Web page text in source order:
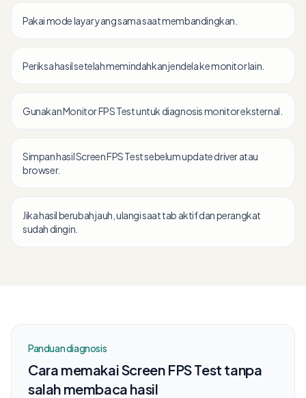
Pakai mode layar yang sama saat membandingkan.
Periksa hasil setelah memindahkan jendela ke monitor lain.
Gunakan Monitor FPS Test untuk diagnosis monitor eksternal.
Simpan hasil Screen FPS Test sebelum update driver atau
browser.
Jika hasil berubah jauh, ulangi saat tab aktif dan perangkat
sudah dingin.
Panduan diagnosis
Cara memakai Screen FPS Test tanpa
salah membaca hasil